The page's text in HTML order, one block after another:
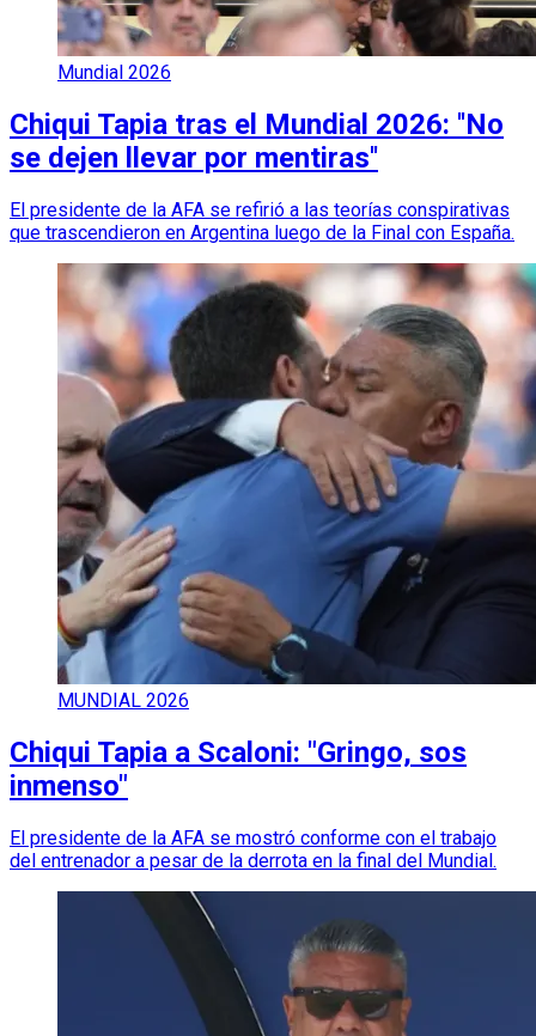
Mundial 2026
Chiqui Tapia tras el Mundial 2026: ''No
se dejen llevar por mentiras''
El presidente de la AFA se refirió a las teorías conspirativas
que trascendieron en Argentina luego de la Final con España.
MUNDIAL 2026
Chiqui Tapia a Scaloni: "Gringo, sos
inmenso"
El presidente de la AFA se mostró conforme con el trabajo
del entrenador a pesar de la derrota en la final del Mundial.